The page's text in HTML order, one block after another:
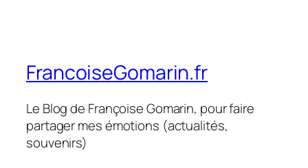
FrancoiseGomarin.fr
Le Blog de Françoise Gomarin, pour faire
partager mes émotions (actualités,
souvenirs)